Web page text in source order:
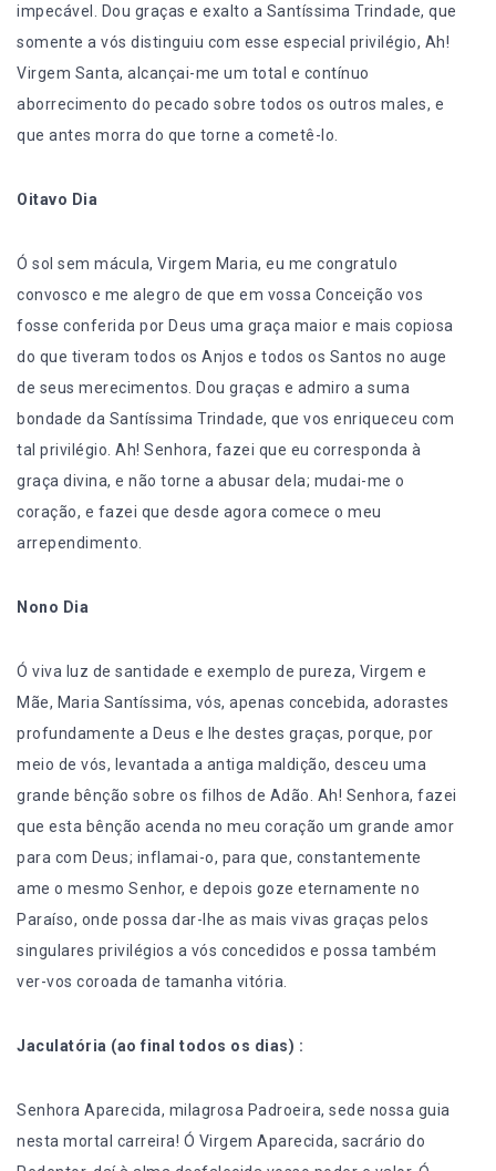
impecável. Dou graças e exalto a Santíssima Trindade, que
somente a vós distinguiu com esse especial privilégio, Ah!
Virgem Santa, alcançai-me um total e contínuo
aborrecimento do pecado sobre todos os outros males, e
que antes morra do que torne a cometê-lo.
Oitavo Dia
Ó sol sem mácula, Virgem Maria, eu me congratulo
convosco e me alegro de que em vossa Conceição vos
fosse conferida por Deus uma graça maior e mais copiosa
do que tiveram todos os Anjos e todos os Santos no auge
de seus merecimentos. Dou graças e admiro a suma
bondade da Santíssima Trindade, que vos enriqueceu com
tal privilégio. Ah! Senhora, fazei que eu corresponda à
graça divina, e não torne a abusar dela; mudai-me o
coração, e fazei que desde agora comece o meu
arrependimento.
Nono Dia
Ó viva luz de santidade e exemplo de pureza, Virgem e
Mãe, Maria Santíssima, vós, apenas concebida, adorastes
profundamente a Deus e lhe destes graças, porque, por
meio de vós, levantada a antiga maldição, desceu uma
grande bênção sobre os filhos de Adão. Ah! Senhora, fazei
que esta bênção acenda no meu coração um grande amor
para com Deus; inflamai-o, para que, constantemente
ame o mesmo Senhor, e depois goze eternamente no
Paraíso, onde possa dar-lhe as mais vivas graças pelos
singulares privilégios a vós concedidos e possa também
ver-vos coroada de tamanha vitória.
Jaculatória (ao final todos os dias) :
Senhora Aparecida, milagrosa Padroeira, sede nossa guia
nesta mortal carreira! Ó Virgem Aparecida, sacrário do